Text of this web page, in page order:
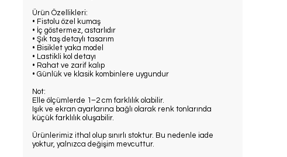
Ürün Özellikleri:
• Fistolu özel kumaş
• İç göstermez, astarlıdır
• Şık taş detaylı tasarım
• Bisiklet yaka model
• Lastikli kol detayı
• Rahat ve zarif kalıp
• Günlük ve klasik kombinlere uygundur
Not:
Elle ölçümlerde 1–2 cm farklılık olabilir.
Işık ve ekran ayarlarına bağlı olarak renk tonlarında
küçük farklılık oluşabilir.
Ürünlerimiz ithal olup sınırlı stoktur. Bu nedenle iade
yoktur, yalnızca değişim mevcuttur.